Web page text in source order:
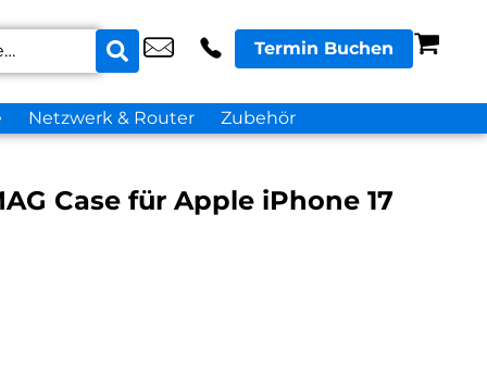
Termin Buchen
Netzwerk & Router Zubehör
Case für Apple iPhone 17